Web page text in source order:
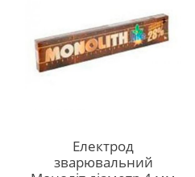
Електрод
зварювальний